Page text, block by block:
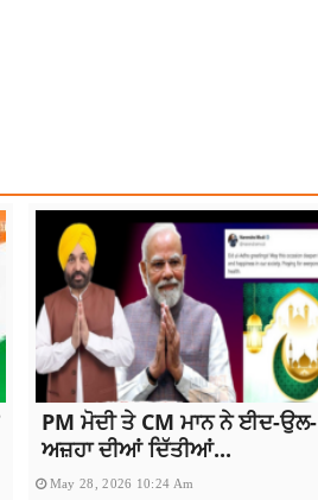
PM ਮੋਦੀ ਤੇ CM ਮਾਨ ਨੇ ਈਦ-ਉਲ-
ਅਜ਼ਹਾ ਦੀਆਂ ਦਿੱਤੀਆਂ...
May 28, 2026 10:24 Am